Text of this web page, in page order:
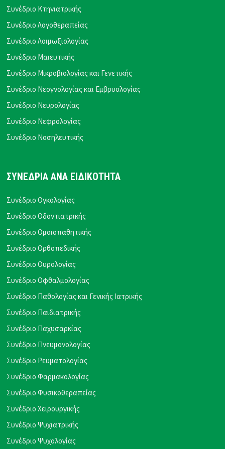
Συνέδριο Κτηνιατρικής
Συνέδριο Λογοθεραπείας
Συνέδριο Λοιμωξιολογίας
Συνέδριο Μαιευτικής
Συνέδριο Μικροβιολογίας και Γενετικής
Συνέδριο Νεογνολογίας και Εμβρυολογίας
Συνέδριο Νευρολογίας
Συνέδριο Νεφρολογίας
Συνέδριο Νοσηλευτικής
ΣΥΝΕΔΡΙΑ ΑΝΑ ΕΙΔΙΚΟΤΗΤΑ
Συνέδριο Ογκολογίας
Συνέδριο Οδοντιατρικής
Συνέδριο Ομοιοπαθητικής
Συνέδριο Ορθοπεδικής
Συνέδριο Ουρολογίας
Συνέδριο Οφθαλμολογίας
Συνέδριο Παθολογίας και Γενικής Ιατρικής
Συνέδριο Παιδιατρικής
Συνέδριο Παχυσαρκίας
Συνέδριο Πνευμονολογίας
Συνέδριο Ρευματολογίας
Συνέδριο Φαρμακολογίας
Συνέδριο Φυσικοθεραπείας
Συνέδριο Χειρουργικής
Συνέδριο Ψυχιατρικής
Συνέδριο Ψυχολογίας